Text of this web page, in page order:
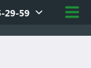
29-59